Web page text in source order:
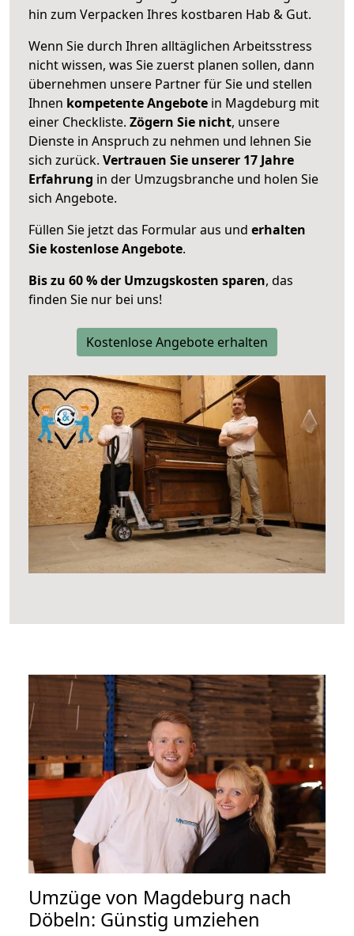
hin zum Verpacken Ihres kostbaren Hab & Gut.
Wenn Sie durch Ihren alltäglichen Arbeitsstress
nicht wissen, was Sie zuerst planen sollen, dann
übernehmen unsere Partner für Sie und stellen
Ihnen kompetente Angebote in Magdeburg mit
einer Checkliste. Zögern Sie nicht, unsere
Dienste in Anspruch zu nehmen und lehnen Sie
sich zurück. Vertrauen Sie unserer 17 Jahre
Erfahrung in der Umzugsbranche und holen Sie
sich Angebote.
Füllen Sie jetzt das Formular aus und erhalten
Sie kostenlose Angebote.
Bis zu 60 % der Umzugskosten sparen, das
finden Sie nur bei uns!
Kostenlose Angebote erhalten
Umzüge von Magdeburg nach
Döbeln: Günstig umziehen